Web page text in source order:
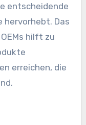
entscheidende
hervorhebt. Das
hilft zu
erreichen, die